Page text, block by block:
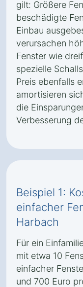
gilt: Größere
beschädigte
Einbau
verursachen
Fenster wie
spezielle
Preis ebenfalls
amortisieren
die
Verbesserung
Beispiel 1:
einfacher
Harbach
Für ein
mit etwa 10
einfacher
und 700 Euro